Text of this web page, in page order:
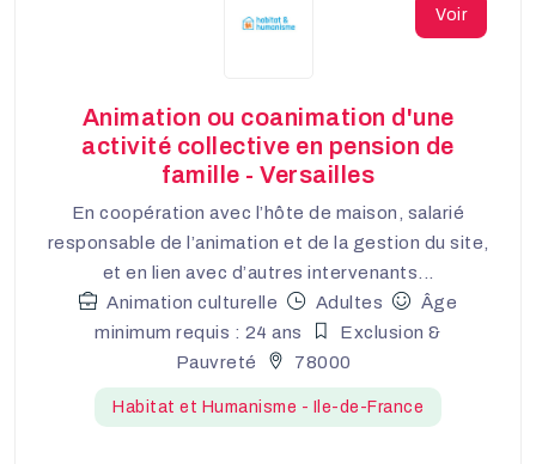
Voir
Animation ou coanimation d'une
activité collective en pension de
famille - Versailles
En coopération avec l’hôte de maison, salarié
responsable de l’animation et de la gestion du site,
et en lien avec d’autres intervenants...
Animation culturelle
Adultes
Âge
minimum requis : 24 ans
Exclusion &
Pauvreté
78000
Habitat et Humanisme - Ile-de-France